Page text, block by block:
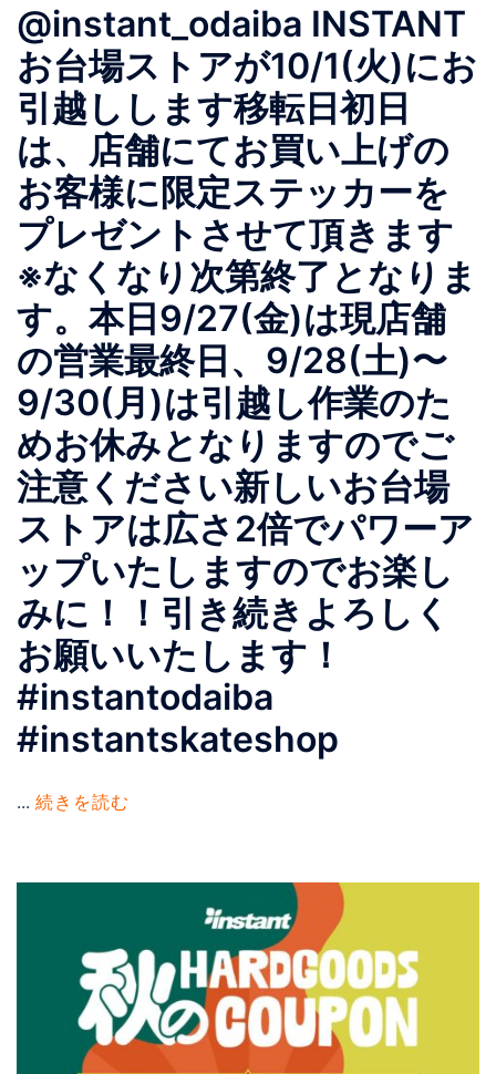
@instant_odaiba INSTANT
お台場ストアが10/1(火)にお
引越しします移転日初日
は、店舗にてお買い上げの
お客様に限定ステッカーを
プレゼントさせて頂きます
※なくなり次第終了となりま
す。本日9/27(金)は現店舗
の営業最終日、9/28(土)〜
9/30(月)は引越し作業のた
めお休みとなりますのでご
注意ください️新しいお台場
ストアは広さ2倍でパワーア
ップいたしますのでお楽し
みに！！引き続きよろしく
お願いいたします！
#instantodaiba
#instantskateshop
... 続きを読む